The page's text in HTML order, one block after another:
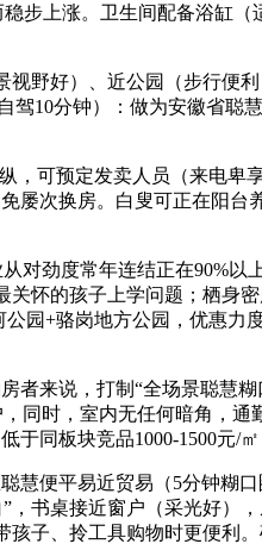
上涨。卫生间配备浴缸（
好）、近公园（步行便
10分钟）：做为安徽省
可预定发卖人员（来电卑
屡次换房。白叟可正在阳
劲度常年连结正在90%以
关怀的孩子上学问题；栖
园+骆岗地方公园，优惠
来说，打制“全场景聪慧
同时，室内无任何暗角，
同板块竞品1000-1500元/㎡
便平易近贸易（5分钟糊
书桌接近窗户（采光好
子、拎工具购物时更便利。